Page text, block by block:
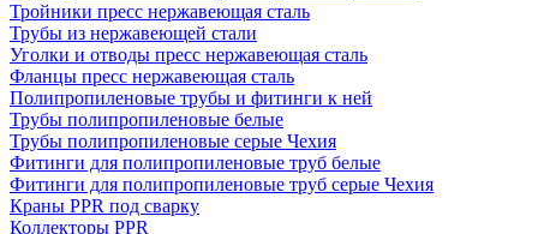
Тройники пресс нержавеющая сталь
Трубы из нержавеющей стали
Уголки и отводы пресс нержавеющая сталь
Фланцы пресс нержавеющая сталь
Полипропиленовые трубы и фитинги к ней
Трубы полипропиленовые белые
Трубы полипропиленовые серые Чехия
Фитинги для полипропиленовые труб белые
Фитинги для полипропиленовые труб серые Чехия
Краны PPR под сварку
Коллекторы PPR